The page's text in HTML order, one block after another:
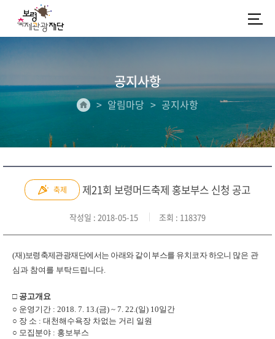
공지사항
알림마당 공지사항
축제 제21회 보령머드축제 홍보부스 신청 공고
작성일 : 2018-05-15 조회 : 118379
(재)보령축제관광재단에서는 아래와 같이 부스를 유치코자하오니 많은 관
심과 참여를 부탁드립니다.
□ 공고개요
○ 운영기간 : 2018. 7. 13.(금) ~ 7. 22.(일) 10일간
○ 장 소 : 대천해수욕장 차없는 거리 일원
○ 모집분야 : 홍보부스